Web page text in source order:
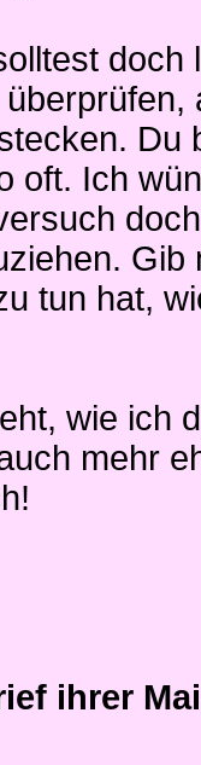
doch
Du
oft. Ich
Gib
tun hat,
wie ich
mehr
ihrer